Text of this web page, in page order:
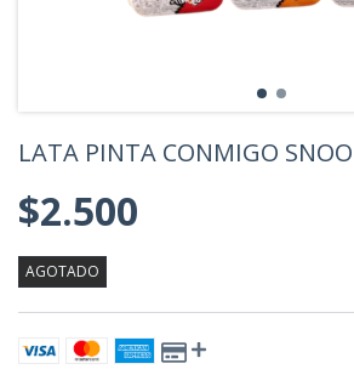
LATA PINTA CONMIGO
$2.500
AGOTADO